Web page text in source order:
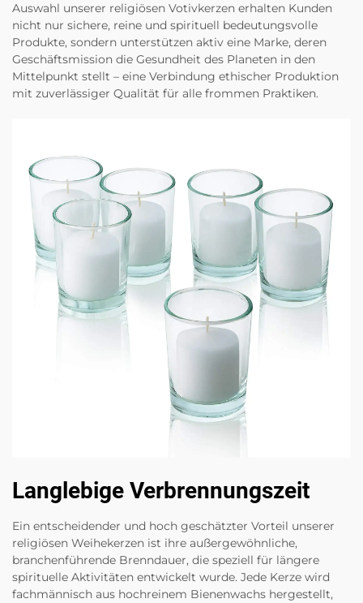
Auswahl unserer religiösen Votivkerzen erhalten Kunden
nicht nur sichere, reine und spirituell bedeutungsvolle
Produkte, sondern unterstützen aktiv eine Marke, deren
Geschäftsmission die Gesundheit des Planeten in den
Mittelpunkt stellt – eine Verbindung ethischer Produktion
mit zuverlässiger Qualität für alle frommen Praktiken.
Langlebige Verbrennungszeit
Ein entscheidender und hoch geschätzter Vorteil unserer
religiösen Weihekerzen ist ihre außergewöhnliche,
branchenführende Brenndauer, die speziell für längere
spirituelle Aktivitäten entwickelt wurde. Jede Kerze wird
fachmännisch aus hochreinem Bienenwachs hergestellt,